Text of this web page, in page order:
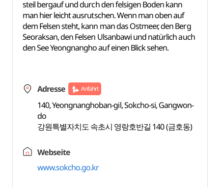
steil bergauf und durch den felsigen Boden kann
man hier leicht ausrutschen. Wenn man oben auf
dem Felsen steht, kann man das Ostmeer, den Berg
Seoraksan, den Felsen Ulsanbawi und natürlich auch
den See Yeongnangho auf einen Blick sehen.
Adresse Anfahrt
140, Yeongnanghoban-gil, Sokcho-si, Gangwon-
do
강원특별자치도 속초시 영랑호반길 140 (금호동)
Webseite
www.sokcho.go.kr